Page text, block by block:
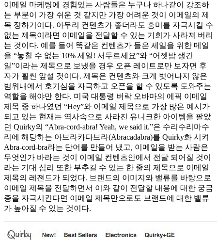
이메일 마케팅에 경험있는 사람들은 누구나 하나같이 강조하
는 부분이 가장 쉬운 것 같지만 가장 어려운 것이 이메일의 제
목 정하기이다. 아무리 컨텐츠가 좋더라도 흥미를 자극시킬 수
없는 제목이라면 이메일을 전달할 수 있는 기회가 사라져 버리
는 것이다. 예를 들어 똑같은 컨텐츠가 들은 세일을 위한 메일
을 “놓칠 수 없는 10% 세일! 서두르세요”와 “어젯밤 생긴
일”이라는 제목으로 보냈을 경우 오픈 레이트로만 보자면 후
자가 훨씬 앞설 것이다. 제목은 컨텐츠와 크게 벗어나지 않은
범위내에서 호기심을 자극하고 오픈을 할 수 있도록 도와주는
역할을 해야만 한다. 미국 대통령 버락 오바마의 에픽 이메일
제목 중 하나였던 “Hey”와 이메일 제목으로 가장 많은 예시가
되고 있는 현재는 역사속으로 사라진 유니크한 아이템을 팔았
던 Quirky의 “Abra-cord-abra! Yeah, we said it.”은 수리수리마수
리에 해당하는 아브라카다브라(Abracadabra)를 Quirky화 시켜
Abra-cord-bra라는 단어를 만들어 냈고, 이메일을 받는 사람은
무엇인가 바라는 것이 이메일 컨텐츠안에서 전달 되어질 것이
라는 기대 심리 또한 부추길 수 있는 한 줄의 제목으로 이메일
제목의 레젼드가 되었다. 브랜드의 이미지와 밸류를 바탕으로
이메일 제목을 전달하면서 이와 같이 전달할 내용에 대한 궁금
증을 자극시킨다면 이메일 제목만으로도 브랜드에 대한 밸류
가 높아질 수 있는 것이다.